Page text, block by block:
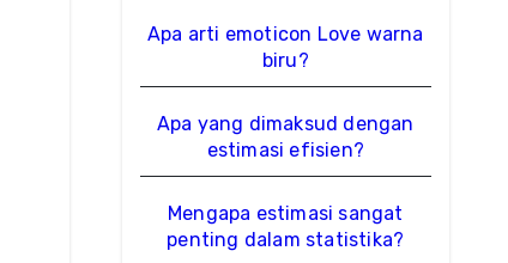
Apa arti emoticon Love warna
biru?
Apa yang dimaksud dengan
estimasi efisien?
Mengapa estimasi sangat
penting dalam statistika?